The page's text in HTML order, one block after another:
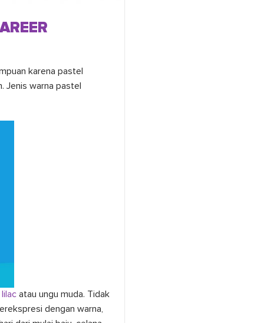
karena pastel
Jenis warna pastel
lilac atau ungu muda. Tidak
dengan warna,